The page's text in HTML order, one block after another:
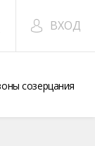
ВХОД
созерцания